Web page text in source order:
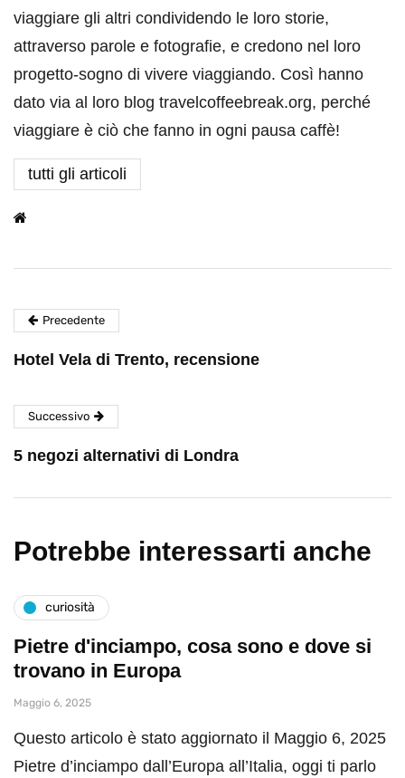
viaggiare gli altri condividendo le loro storie,
attraverso parole e fotografie, e credono nel loro
progetto-sogno di vivere viaggiando. Così hanno
dato via al loro blog travelcoffeebreak.org, perché
viaggiare è ciò che fanno in ogni pausa caffè!
tutti gli articoli
Precedente
Hotel Vela di Trento, recensione
Successivo
5 negozi alternativi di Londra
Potrebbe interessarti anche
curiosità
Pietre d'inciampo, cosa sono e dove si
trovano in Europa
Maggio 6, 2025
Questo articolo è stato aggiornato il Maggio 6, 2025
Pietre d’inciampo dall’Europa all’Italia, oggi ti parlo